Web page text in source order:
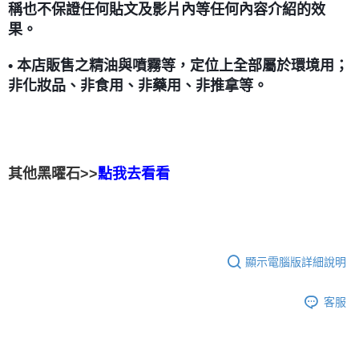
稱也不保證任何貼文及影片內等任何內容介紹的效
果。
• 本店販售之精油與噴霧等，定位上全部屬於環境用；
非化妝品、非食用、非藥用、非推拿等。
其他黑曜石>>點我去看看
顯示電腦版詳細說明
客服